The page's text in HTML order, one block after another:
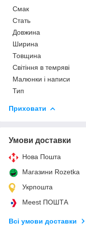
Смак
Стать
Довжина
Ширина
Товщина
Світіння в темряві
Малюнки і написи
Тип
Приховати
Умови доставки
Нова Пошта
Магазини Rozetka
Укрпошта
Meest ПОШТА
Всі умови доставки